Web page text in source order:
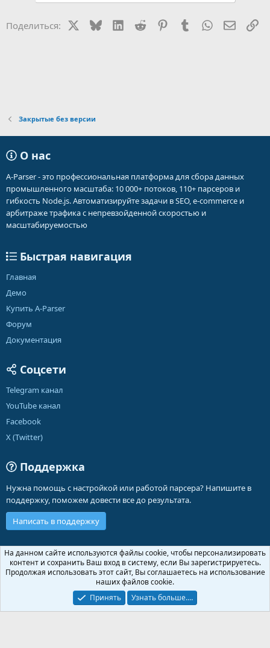
и
Поделиться: BlueskyLinkedIn
Reddit PinterestTumblr WhatsApp
Закрытые без версии
О нас
A-Parser - это профессиональная платформа для сбора данных
промышленного масштаба: 10 000+ потоков, 110+ парсеров и
гибкость Node.js. Автоматизируйте задачи в SEO, e-commerce и
арбитраже трафика с непревзойденной скоростью и
масштабируемостью
Быстрая навигация
Главная
Демо
Купить A-Parser
Форум
Документация
Соцсети
Telegram канал
YouTube канал
Facebook
X (Twitter)
Поддержка
Нужна помощь с настройкой или работой парсера? Напишите в
поддержку, поможем довести все до результата.
Написать в поддержку
Russian (RU)
Обратная связь
Условия и правила
Политика конфиденциальности
Помощь
Community platform by XenForo ® © 2010-2026 XenForo Ltd.
На данном сайте используются файлы cookie, чтобы персонализировать
контент и сохранить Ваш вход в систему, если Вы зарегистрируетесь.
Продолжая использовать этот сайт, Вы соглашаетесь на использование
наших файлов cookie.
Принять
Узнать больше.…